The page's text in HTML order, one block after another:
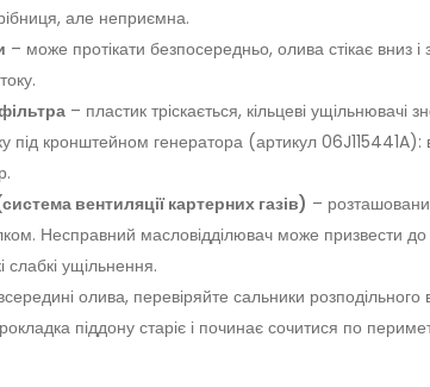
але неприємна.
– може протікати безпосередньо, олива стікає вниз
– пластик тріскається, кільцеві
під кронштейном генератора (артикул
вентиляції картерних газів) –
Несправний масловідділювач може призвести
слабкі ущільнення.
олива, перевіряйте сальники розподільного
піддону старіє і починає сочитися по